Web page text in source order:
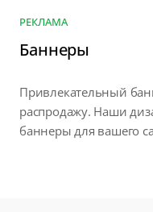
РЕКЛАМА
Баннеры
Привлекательный
распродажу. Наши
баннеры для вашего